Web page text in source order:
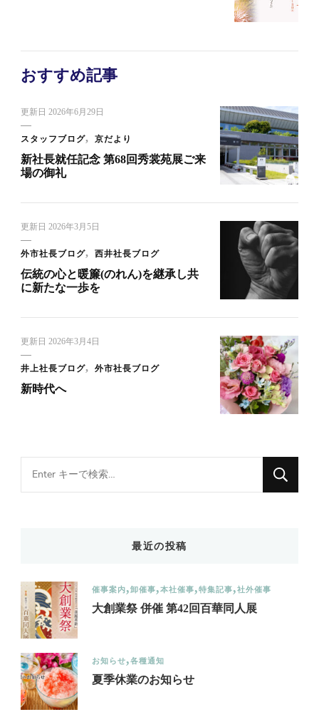
おすすめ記事
更新日 2026年6月29日
スタッフブログ 京だより
新社長就任記念 第68回秀裳苑展ご来
場の御礼
更新日 2026年3月5日
外市社長ブログ 西井社長ブログ
伝統の心と暖簾(のれん)を継承し共
に新たな一歩を
更新日 2026年3月4日
井上社長ブログ 外市社長ブログ
新時代へ
for
最近の投稿
催事案内 卸催事 本社催事 特集記事 社外催事
大創業祭 併催 第42回百華同人展
お知らせ 各種通知
夏季休業のお知らせ